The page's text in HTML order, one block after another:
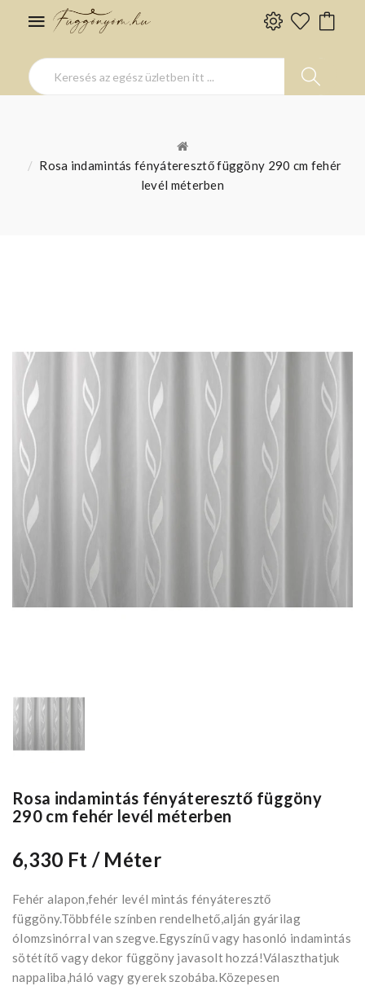
Rosa indamintás fényáteresztő függöny 290 cm fehér
levél méterben
Rosa indamintás fényáteresztő függöny
290 cm fehér levél méterben
6,330 Ft / Méter
Fehér alapon,fehér levél mintás fényáteresztő
függöny.Többféle színben rendelhető,alján gyárilag
ólomzsinórral van szegve.Egyszínű vagy hasonló indamintás
sötétítő vagy dekor függöny javasolt hozzá!Választhatjuk
nappaliba,háló vagy gyerek szobába.Közepesen